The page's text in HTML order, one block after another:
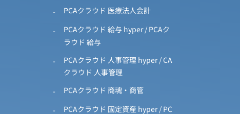
PCAクラウド 医療法人会計
PCAクラウド 給与 hyper / PCAク
ラウド 給与
PCAクラウド 人事管理 hyper / CA
クラウド 人事管理
PCAクラウド 商魂・商管
PCAクラウド 固定資産 hyper / PC